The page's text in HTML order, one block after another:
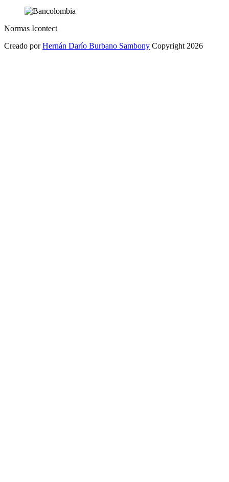
Normas Icontect
Creado porHernán Darío Burbano Sambony Copyright 2026